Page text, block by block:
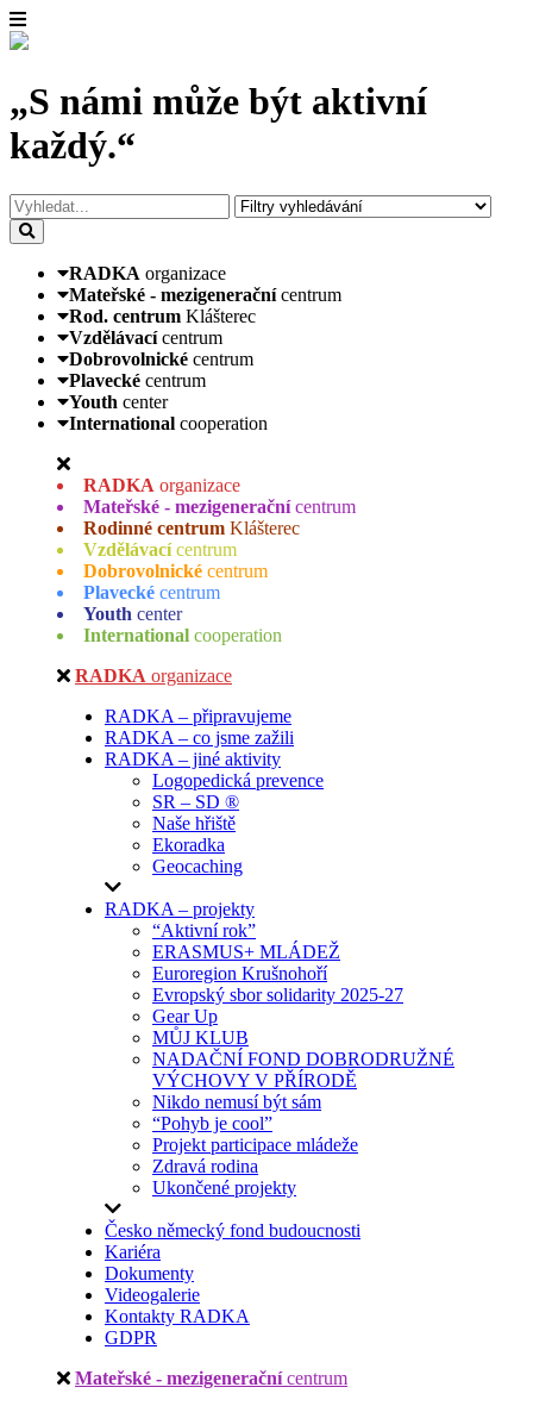
„S námi může být aktivní
každý.“
RADKA organizace
Mateřské - mezigenerační centrum
Rod. centrum Klášterec
Vzdělávací centrum
Dobrovolnické centrum
Plavecké centrum
Youth center
International cooperation
RADKA organizace
Mateřské - mezigenerační centrum
Rodinné centrum Klášterec
Vzdělávací centrum
Dobrovolnické centrum
Plavecké centrum
Youth center
International cooperation
RADKA organizace
RADKA – připravujeme
RADKA – co jsme zažili
RADKA – jiné aktivity
Logopedická prevence
SR – SD ®
Naše hřiště
Ekoradka
Geocaching
RADKA – projekty
“Aktivní rok”
ERASMUS+ MLÁDEŽ
Euroregion Krušnohoří
Evropský sbor solidarity 2025-27
Gear Up
MŮJ KLUB
NADAČNÍ FOND DOBRODRUŽNÉ
VÝCHOVY V PŘÍRODĚ
Nikdo nemusí být sám
“Pohyb je cool”
Projekt participace mládeže
Zdravá rodina
Ukončené projekty
Česko německý fond budoucnosti
Kariéra
Dokumenty
Videogalerie
Kontakty RADKA
GDPR
Mateřské - mezigenerační centrum